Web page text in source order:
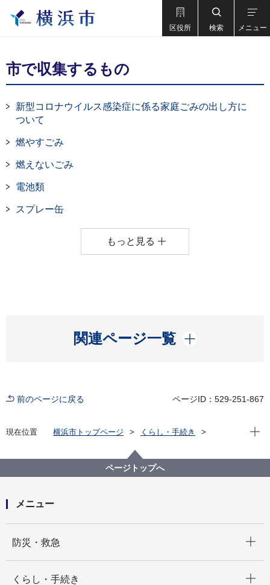
区役所 検索 メニュー
市で収集するもの
新型コロナウイルス感染症に係る家庭ごみの出し方に
ついて
燃やすごみ
燃えないごみ
電池類
スプレー缶
もっと見る
関連ページ一覧
開く
前のページに戻る ページID：529-251-867
現在位置 横浜市トップページ
くらし・手続き
ごみと資源の分け方・出し方
現在
ページトップへ
メニュー
防災・救急
くらし・手続き